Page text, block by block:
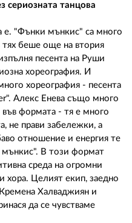
сериозната танцова
"Фънки мънкис" са много
тях беше още на втория
песента на Руши
хореография. И
хореография - песента
Алекс Енева също много
формата - тя е много
не прави забележки, а
отношение и енергия те
В този формат
среда на огромни
хора. Целият екип, заедно
Халваджиян и
да се чувстваме